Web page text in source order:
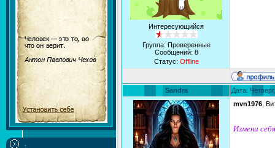
.
Интересующийся
Группа: Проверенные
Сообщений: 8
Статус: Offline
Sandra Дата:
mvn1976 ,
Измени